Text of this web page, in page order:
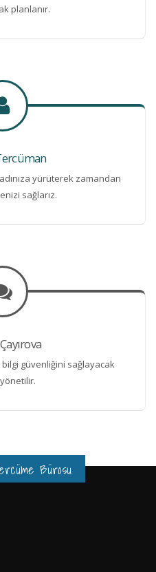
planlanır.
yürüterek zamandan
sağlarız.
güvenliğini sağlayacak
Bürosu